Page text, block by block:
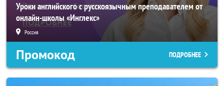
Уроки английского с русскоязычным преподавателем от
онлайн-школы «Инглекс»
Россия
Промокод ПОДРОБНЕЕ